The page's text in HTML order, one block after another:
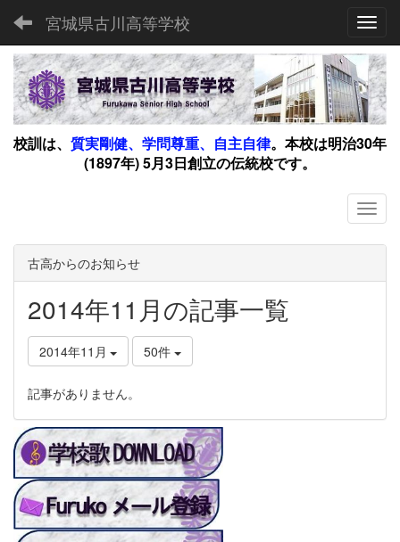
宮城県古川高等学校
校訓は、 質実剛健、学問尊重、自主自律。 本校は明治30年
(1897年) 5月3日創立の伝統校です。
古高からのお知らせ
2014年11月の記事一覧
2014年11月 50件
記事がありません。